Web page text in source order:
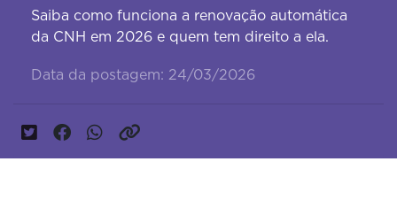
Saiba como funciona a renovação automática
da CNH em 2026 e quem tem direito a ela.
Data da postagem: 24/03/2026